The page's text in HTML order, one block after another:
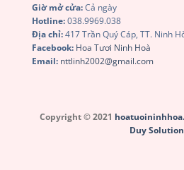
Giờ mở cửa:Cả ngày
Hotline:038.9969.038
Địa chỉ:417 Trần Quý Cáp, TT. Ninh
Facebook: Hoa Tươi Ninh Hoà
Email: nttlinh2002@gmail.com
Copyright © 2021
Duy